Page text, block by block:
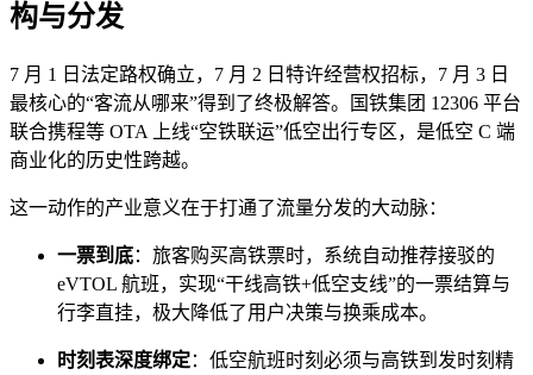
构与分发
7 月 1 日法定路权确立，7 月 2 日特许经营权招标，7 月 3 日
最核心的“客流从哪来”得到了终极解答。国铁集团 12306 平台
联合携程等 OTA 上线“空铁联运”低空出行专区，是低空 C 端
商业化的历史性跨越。
这一动作的产业意义在于打通了流量分发的大动脉：
一票到底：旅客购买高铁票时，系统自动推荐接驳的
eVTOL 航班，实现“干线高铁+低空支线”的一票结算与
行李直挂，极大降低了用户决策与换乘成本。
时刻表深度绑定：低空航班时刻必须与高铁到发时刻精